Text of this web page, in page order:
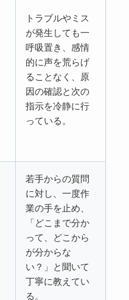
トラブルやミス
が発生しても一
呼吸置き、感情
的に声を荒らげ
ることなく、原
因の確認と次の
指示を冷静に行
っている。
若手からの質問
に対し、一度作
業の手を止め、
「どこまで分か
って、どこから
が分からな
い？」と聞いて
丁寧に教えてい
る。